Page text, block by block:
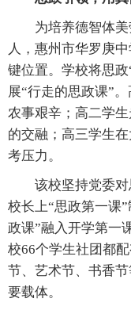
为培养德智体美
人，惠州市华罗庚
键位置。学校将思
展“行走的思政课”
农事艰辛；高二学
的交融；高三学生
考压力。
该校坚持党委对
校长上“思政第一课
政课”融入开学第一
校66个学生社团都
节、艺术节、书香
要载体。